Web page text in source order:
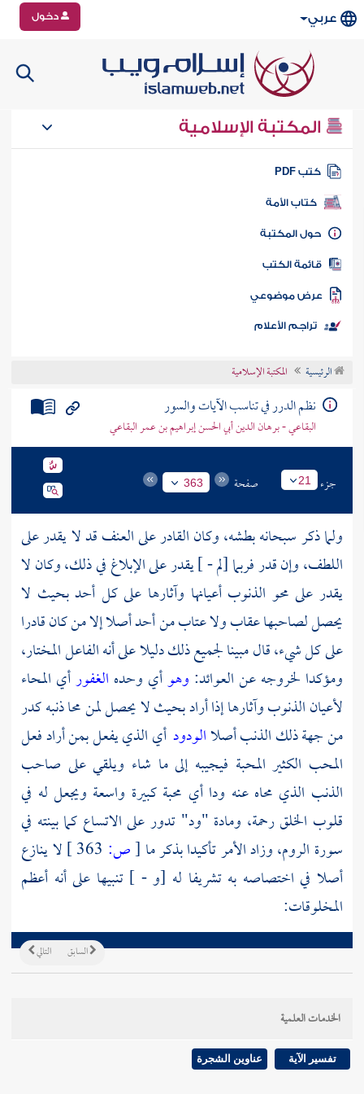
عربي دخول
المكتبة الإسلامية
كتب PDF
كتاب الأمة
المكتبة
الكتب
موضوعي
تراجم الأعلام
الرئيسية المكتبة الإسلامية
نظم الدرر في تناسب الآيات والسور
البقاعي - برهان الدين أبي الحسن إبراهيم بن عمر البقاعي
جزء 21 صفحة 363
ولما ذكر سبحانه بطشه، وكان القادر على العنف قد لا يقدر على
اللطف، وإن قدر فربما [لم - ] يقدر على الإبلاغ في ذلك، وكان لا
يقدر على محو الذنوب أعيانها وآثارها على كل أحد بحيث لا
يحصل لصاحبها عقاب ولا عتاب من أحد أصلا إلا من كان قادرا
على كل شيء، قال مبينا لجميع ذلك دليلا على أنه الفاعل المختار،
ومؤكدا لخروجه عن العوائد: وهوأي وحده الغفورأي المحاء
لأعيان الذنوب وآثارها إذا أراد بحيث لا يحصل لمن محا ذنبه كدر
من جهة ذلك الذنب أصلاالودود أي الذي يفعل بمن أراد فعل
المحب الكثير المحبة فيجيبه إلى ما شاء ويلقي على صاحب
الذنب الذي محاه عنه ودا أي محبة كبيرة واسعة ويجعل له في
قلوب الخلق رحمة، ومادة "ود" تدور على الاتساع كما بينته في
سورة الروم، وزاد الأمر تأكيدا بذكر ما [ص:
لا ينازع
أصلا في اختصاصه به تشريفا له [و - ] تنبيها على أنه أعظم
المخلوقات:
التالي السابق
الخدمات العلمية
تفسير الآية عناوين الشجرة